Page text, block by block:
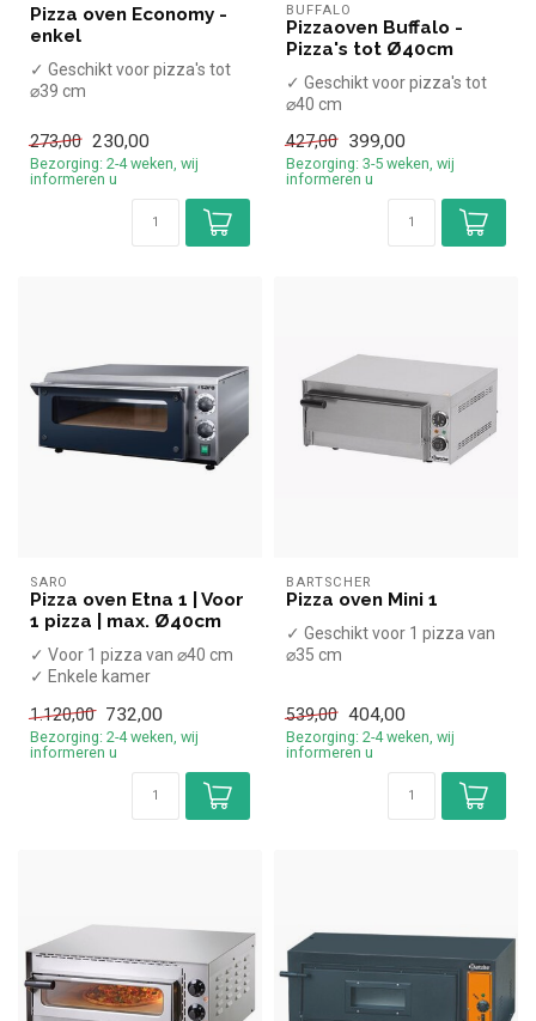
Pizza oven Economy -
enkel
✓ Geschikt voor pizza's tot
⌀39 cm
✓ 230 Volt
273,00 230,00
Bezorging: 2-4 weken, wij
informeren u
BUFFALO
Pizzaoven Buffalo -
Pizza's tot Ø40cm
✓ Geschikt voor pizza's tot
⌀40 cm
✓ 230 Volt
427,00 399,00
Bezorging: 3-5 weken, wij
informeren u
SARO
Pizza oven Etna 1 | Voor
1 pizza | max. Ø40cm
✓ Voor 1 pizza van ⌀40 cm
✓ Enkele kamer
✓ 2,95 kW
✓ 230 Volt
1.120,00 732,00
Bezorging: 2-4 weken, wij
informeren u
BARTSCHER
Pizza oven Mini 1
✓ Geschikt voor 1 pizza van
⌀35 cm
539,00 404,00
Bezorging: 2-4 weken, wij
informeren u